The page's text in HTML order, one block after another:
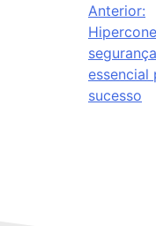
Anterior:
essencial
sucesso